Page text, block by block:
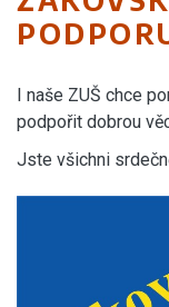
I naše ZUŠ chce
podpořit dobrou
Jste všichni